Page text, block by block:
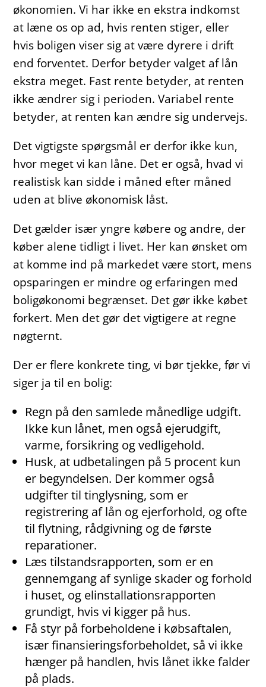
økonomien. Vi har ikke en ekstra indkomst
at læne os op ad, hvis renten stiger, eller
hvis boligen viser sig at være dyrere i drift
end forventet. Derfor betyder valget af lån
ekstra meget. Fast rente betyder, at renten
ikke ændrer sig i perioden. Variabel rente
betyder, at renten kan ændre sig undervejs.
Det vigtigste spørgsmål er derfor ikke kun,
hvor meget vi kan låne. Det er også, hvad vi
realistisk kan sidde i måned efter måned
uden at blive økonomisk låst.
Det gælder især yngre købere og andre, der
køber alene tidligt i livet. Her kan ønsket om
at komme ind på markedet være stort, mens
opsparingen er mindre og erfaringen med
boligøkonomi begrænset. Det gør ikke købet
forkert. Men det gør det vigtigere at regne
nøgternt.
Der er flere konkrete ting, vi bør tjekke, før vi
siger ja til en bolig:
Regn på den samlede månedlige udgift.
Ikke kun lånet, men også ejerudgift,
varme, forsikring og vedligehold.
Husk, at udbetalingen på 5 procent kun
er begyndelsen. Der kommer også
udgifter til tinglysning, som er
registrering af lån og ejerforhold, og ofte
til flytning, rådgivning og de første
reparationer.
Læs tilstandsrapporten, som er en
gennemgang af synlige skader og forhold
i huset, og elinstallationsrapporten
grundigt, hvis vi kigger på hus.
Få styr på forbeholdene i købsaftalen,
især finansieringsforbeholdet, så vi ikke
hænger på handlen, hvis lånet ikke falder
på plads.